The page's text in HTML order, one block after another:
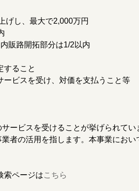
し、最大で2,000万円
路開拓部分は1/2以内
ること
ビスを受け、対価を支払うこと等
サービスを受けることが挙げられて
者の活用を指します。本事業にお
索ページはこちら